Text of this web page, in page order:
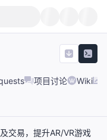
项目讨论 Wiki
交易，提升AR/VR游戏